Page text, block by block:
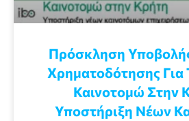
Πρόσκληση
Χρηματοδότησης
Καινοτομώ Στην
Υποστήριξη Νέων